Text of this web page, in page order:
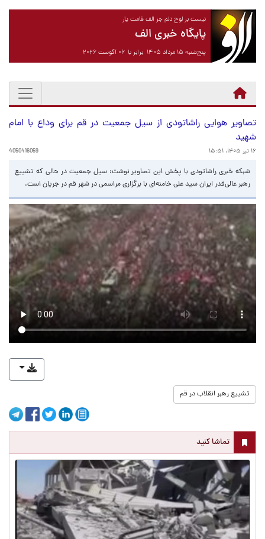
نیست بر لوح دلم جز الف قامت یار
پایگاه خبری الف
پنج‌شنبه ۱۵ مرداد ۱۴۰۵ برابر با ۰۶ آگوست ۲۰۲۶
تصاویر هوایی راشاتودی از سیل جمعیت در قم برای وداع با امام
شهید
۱۶ تیر ۱۴۰۵، ۱۵:۵۱ 4050416059
شبکه خبری راشاتودی با پخش این تصاویر نوشت: سیل جمعیت در حالی که تشییع
رهبر عالی‌قدر ایران سید علی خامنه‌ای با برگزاری مراسمی در شهر قم در جریان است.
تشییع رهبر انقلاب در قم
تماشا کنید